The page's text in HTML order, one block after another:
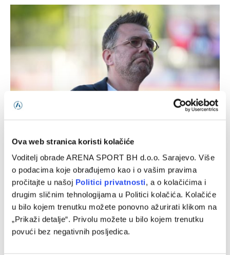
Ova web stranica koristi kolačiće
Voditelj obrade ARENA SPORT BH d.o.o. Sarajevo. Više
o podacima koje obrađujemo kao i o vašim pravima
pročitajte u našoj Politici privatnosti, a o kolačićima i
drugim sličnim tehnologijama u Politici kolačića. Kolačiće
u bilo kojem trenutku možete ponovno ažurirati klikom na
„Prikaži detalje“. Privolu možete u bilo kojem trenutku
povući bez negativnih posljedica.
Misimović: Nova sezona, stare navike